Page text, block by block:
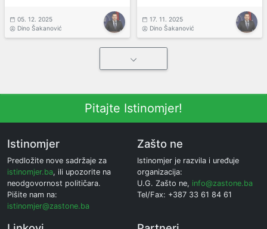
05. 12. 2025
Dino Šakanović
17. 11. 2025
Dino Šakanović
Pitajte Istinomjer!
Istinomjer
Predložite nove sadržaje za
istinomjer.ba, ili upozorite na
neodgovornost političara.
Pišite nam na:
istinomjer@zastone.ba
Zašto ne
Istinomjer je razvila i uređuje
organizacija:
U.G. Zašto ne, info@zastone.ba
Tel/Fax: +387 33 61 84 61